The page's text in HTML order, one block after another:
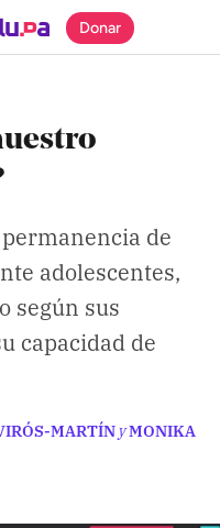
Donar
de
adolescentes,
según sus
capacidad de
MARTÍNyMONIKA